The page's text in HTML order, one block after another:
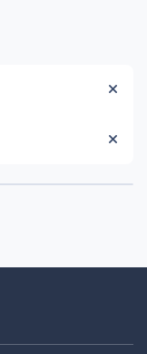
Hide
Hide